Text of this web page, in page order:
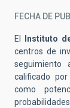
FECHA DE
El Instituto
centros de
seguimiento
calificado
como